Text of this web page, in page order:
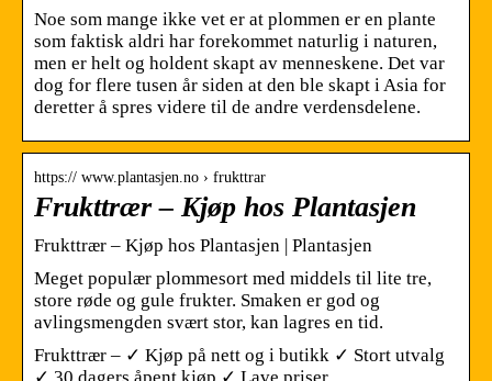
Noe som mange ikke vet er at plommen er en plante
som faktisk aldri har forekommet naturlig i naturen,
men er helt og holdent skapt av menneskene. Det var
dog for flere tusen år siden at den ble skapt i Asia for
deretter å spres videre til de andre verdensdelene.
https:// www.plantasjen.no › frukttrar
Frukttrær – Kjøp hos Plantasjen
Frukttrær – Kjøp hos Plantasjen | Plantasjen
Meget populær plommesort med middels til lite tre,
store røde og gule frukter. Smaken er god og
avlingsmengden svært stor, kan lagres en tid.
Frukttrær – ✓ Kjøp på nett og i butikk ✓ Stort utvalg